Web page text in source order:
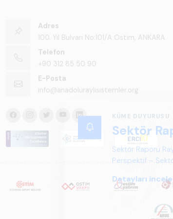
KÜME DUYURUSU
Sektör
Sektör Raporu
Perspektif –
Detayları incele
Adres
100. Yıl Bulvarı No:101/A Ostim, ANKARA
Telefon
+90 312 85 50 90
E-Posta
info@anadoluraylisistemler.org